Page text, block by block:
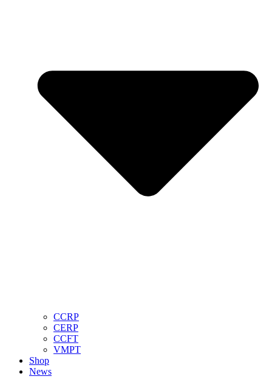
CCRP
CERP
CCFT
VMPT
Shop
News